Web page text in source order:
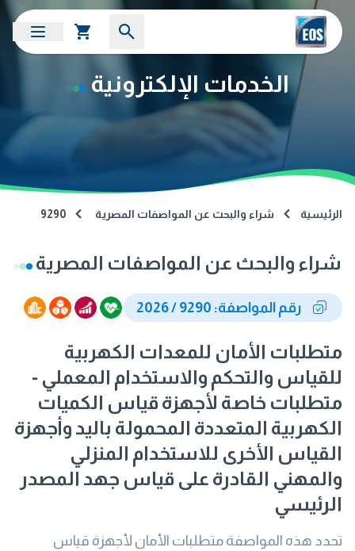
الخدمات الإلكترونية
الرئيسية شراء والبحث عن المواصفات المصرية 9290
شراء والبحث عن المواصفات المصرية
رقم المواصفة: 9290 / 2026
متطلبات الأمان للمعدات الكهربية
للقياس والتحكم والاستخدام المعملي -
متطلبات خاصة لأجهزة قياس الكميات
الكهربية المتعددة المحمولة باليد وأجهزة
القياس الأخرى للاستخدام المنزلي
والمهني القادرة على قياس جهد المصدر
الرئيسي
تحدد هذه المواصفة متطلبات الأمان لأجهزة قياس